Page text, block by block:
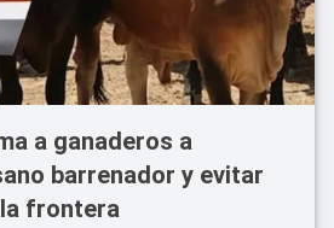
a ganaderos a
barrenador y evitar
frontera